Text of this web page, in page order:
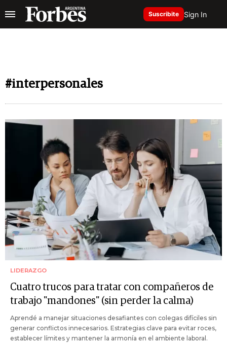
Suscribite Sign In
#interpersonales
LIDERAZGO
Cuatro trucos para tratar con compañeros de
trabajo "mandones" (sin perder la calma)
Aprendé a manejar situaciones desafiantes con colegas difíciles sin
generar conflictos innecesarios. Estrategias clave para evitar roces,
establecer límites y mantener la armonía en el ambiente laboral.